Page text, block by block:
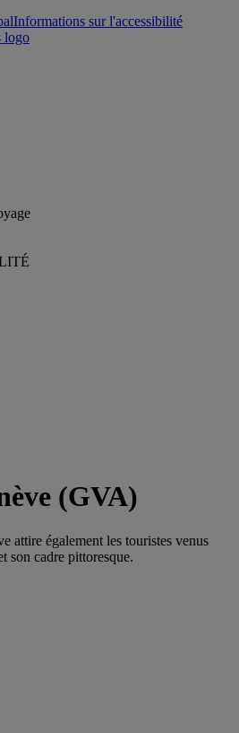
Informations sur l'accessibilité
(GVA)
attire également les touristes venus
son cadre pittoresque.